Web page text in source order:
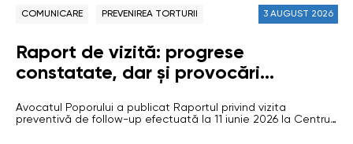
COMUNICARE PREVENIREA TORTURII 3 AUGUST 2026
Raport de vizită: progrese
constatate, dar și provocări
plasament pentru persoane cu
Avocatul Poporului a publicat Raportul privind vizita
preventivă de follow-up efectuată la 11 iunie 2026 la Centrul